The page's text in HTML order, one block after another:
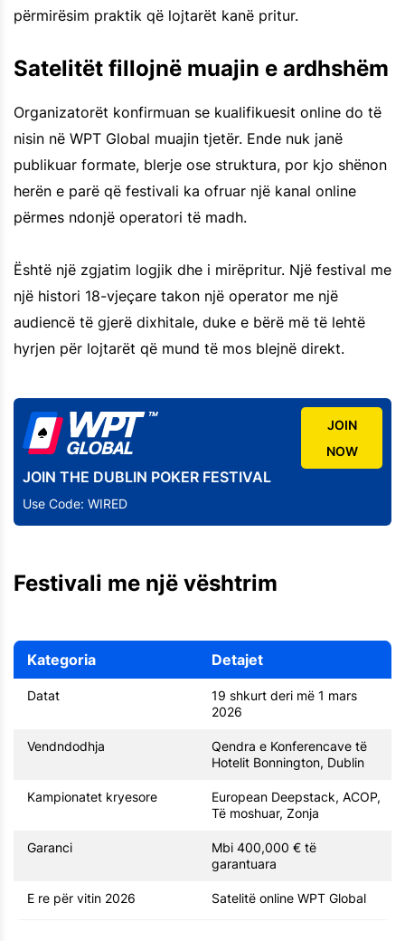
përmirësim praktik që lojtarët kanë pritur.
Satelitët fillojnë muajin e ardhshëm
Organizatorët konfirmuan se kualifikuesit online do të
nisin në WPT Global muajin tjetër. Ende nuk janë
publikuar formate, blerje ose struktura, por kjo shënon
herën e parë që festivali ka ofruar një kanal online
përmes ndonjë operatori të madh.
Është një zgjatim logjik dhe i mirëpritur. Një festival me
një histori 18-vjeçare takon një operator me një
audiencë të gjerë dixhitale, duke e bërë më të lehtë
hyrjen për lojtarët që mund të mos blejnë direkt.
JOIN THE DUBLIN POKER FESTIVAL
Use Code: WIRED
JOIN
NOW
Festivali me një vështrim
Kategoria Detajet
Datat
19 shkurt deri më 1 mars
2026
Vendndodhja
Qendra e Konferencave të
Hotelit Bonnington, Dublin
Kampionatet kryesore
European Deepstack, ACOP,
Të moshuar, Zonja
Garanci
Mbi 400,000 € të
garantuara
E re për vitin 2026 Satelitë online WPT Global